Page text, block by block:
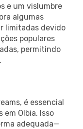
e um vislumbre
algumas
limitadas devido
populares
permitindo
é essencial
Olbia. Isso
adequada—